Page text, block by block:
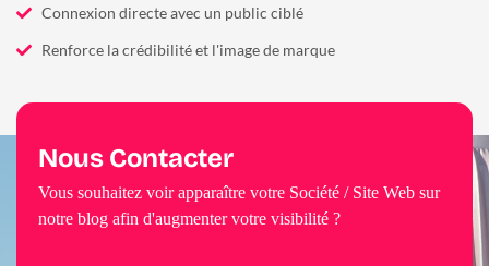
Connexion directe avec un public ciblé
Renforce la crédibilité et l'image de marque
Nous Contacter
Vous souhaitez voir apparaître votre Société / Site Web sur
notre blog afin d'augmenter votre visibilité ?